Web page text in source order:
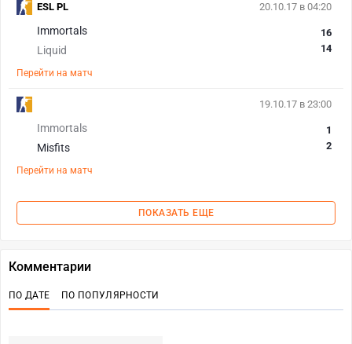
20.10.17 в 04:20
Immortals
Liquid
16
14
Перейти на матч
ESL PL
19.10.17 в 23:00
Immortals
Misfits
1
2
Перейти на матч
ПОКАЗАТЬ ЕЩЕ
Комментарии
ПО ДАТЕ ПО ПОПУЛЯРНОСТИ